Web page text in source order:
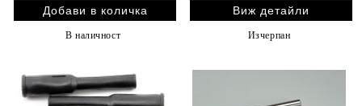
В наличност
Виж детайли
Изчерпан